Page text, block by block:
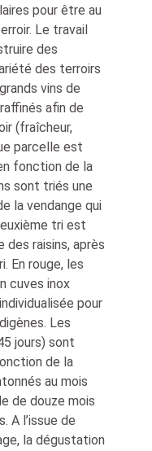
pour être au
Le travail
des
des terroirs
vins de
afin de
(fraîcheur,
parcelle est
fonction de la
sont triés une
la vendange qui
tri est
des raisins, après
En rouge, les
cuves inox
pour
Les
jours) sont
de la
au mois
de douze mois
A l’issue de
la dégustation